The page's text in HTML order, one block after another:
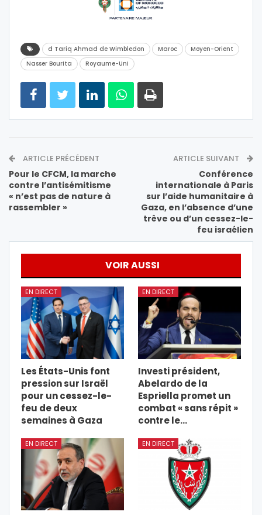
d Tariq Ahmad de Wimbledon Maroc
Moyen-Orient
Nasser Bourita
Royaume-Uni
ARTICLE PRÉCÉDENT
Pour le CFCM, la marche
contre l’antisémitisme
« n’est pas de nature à
rassembler »
ARTICLE SUIVANT
Conférence
internationale à Paris
sur l’aide humanitaire à
Gaza, en l’absence d’une
trêve ou d’un cessez-le-
feu israélien
VOIR AUSSI
EN DIRECT
Les États-Unis font
pression sur Israël
pour un cessez-le-
feu de deux
semaines à Gaza
EN DIRECT
Investi président,
Abelardo de la
Espriella promet un
combat « sans répit »
contre le…
EN DIRECT EN DIRECT